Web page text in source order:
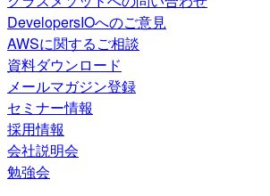
DevelopersIOへのご意見
AWSに関するご相談
資料ダウンロード
メールマガジン登録
セミナー情報
採用情報
会社説明会
勉強会